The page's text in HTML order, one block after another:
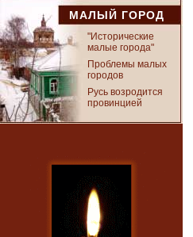
МАЛЫЙ ГОРОД
"Исторические
малые города"
Проблемы малых
городов
Русь возродится
провинцией